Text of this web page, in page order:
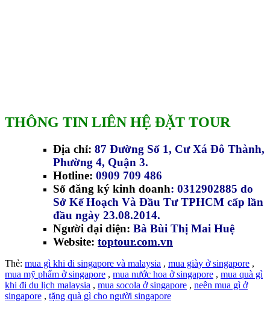
THÔNG TIN LIÊN HỆ ĐẶT TOUR
Địa chỉ: 87 Đường Số 1, Cư Xá Đô Thành,
Phường 4, Quận 3.
Hotline: 0909 709 486
Số đăng ký kinh doanh: 0312902885 do
Sở Kế Hoạch Và Đầu Tư TPHCM cấp lần
đầu ngày 23.08.2014.
Người đại diện: Bà Bùi Thị Mai Huệ
Website: toptour.com.vn
Thẻ: mua gì khi đi singapore và malaysia , mua giày ở singapore ,
mua mỹ phẩm ở singapore , mua nước hoa ở singapore , mua quà gì
khi đi du lịch malaysia , mua socola ở singapore , neên mua gì ở
singapore , tặng quà gì cho người singapore